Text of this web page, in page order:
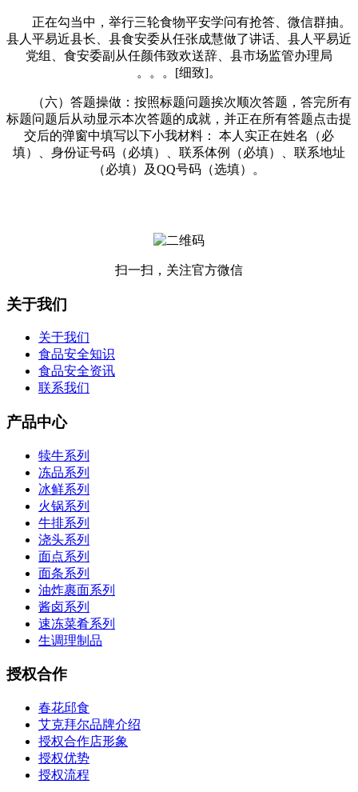
正在勾当中，举行三轮食物平安学问有抢答、微信群抽。
县人平易近县长、县食安委从任张成慧做了讲话、县人平易近
党组、食安委副从任颜伟致欢送辞、县市场监管办理局
。。。[细致]。
（六）答题操做：按照标题问题挨次顺次答题，答完所有
标题问题后从动显示本次答题的成就，并正在所有答题点击提
交后的弹窗中填写以下小我材料： 本人实正在姓名（必
填）、身份证号码（必填）、联系体例（必填）、联系地址
（必填）及QQ号码（选填）。
扫一扫，关注官方微信
关于我们
关于我们
食品安全知识
食品安全资讯
联系我们
产品中心
犊牛系列
冻品系列
冰鲜系列
火锅系列
牛排系列
浇头系列
面点系列
面条系列
油炸裹面系列
酱卤系列
速冻菜肴系列
生调理制品
授权合作
春花邱食
艾克拜尔品牌介绍
授权合作店形象
授权优势
授权流程